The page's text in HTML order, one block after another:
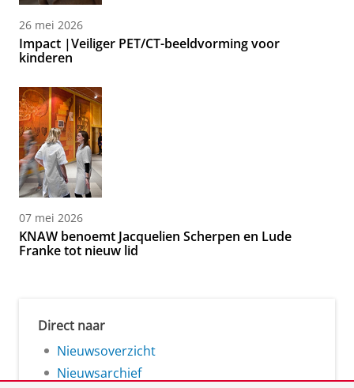
26 mei 2026
Impact |Veiliger PET/CT-beeldvorming voor
kinderen
07 mei 2026
KNAW benoemt Jacquelien Scherpen en Lude
Franke tot nieuw lid
Direct naar
Nieuwsoverzicht
Nieuwsarchief